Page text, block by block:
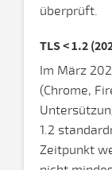
überprüft.
TLS < 1.2
Im März
(Chrome,
1.2
Zeitpunkt